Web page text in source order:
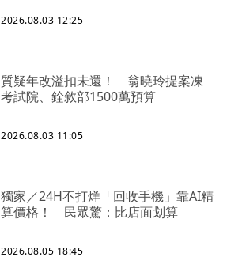
2026.08.03 12:25
質疑年改溢扣未還！ 翁曉玲提案凍
考試院、銓敘部1500萬預算
2026.08.03 11:05
獨家／24H不打烊「回收手機」靠AI精
算價格！ 民眾驚：比店面划算
2026.08.05 18:45